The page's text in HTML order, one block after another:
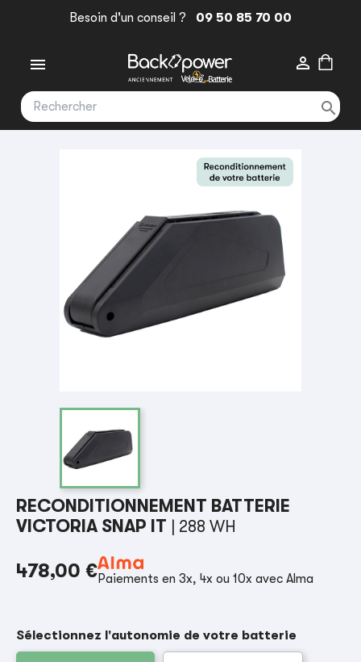
Besoin d'un conseil ? 09 50 85 70 00
 

RECONDITIONNEMENT BATTERIE
VICTORIA SNAP IT
| 288 WH
478,00 €Paiements en 3x, 4x ou 10x avec Alma
Sélectionnez l'autonomie de votre batterie